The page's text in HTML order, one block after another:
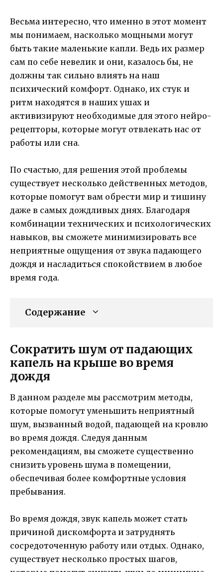
Весьма интересно, что именно в этот момент
мы понимаем, насколько мощными могут
быть такие маленькие капли. Ведь их размер
сам по себе невелик и они, казалось бы, не
должны так сильно влиять на наш
психический комфорт. Однако, их стук и
ритм находятся в наших ушах и
активизируют необходимые для этого нейро-
рецепторы, которые могут отвлекать нас от
работы или сна.
По счастью, для решения этой проблемы
существует несколько действенных методов,
которые помогут вам обрести мир и тишину
даже в самых дождливых днях. Благодаря
комбинации технических и психологических
навыков, вы сможете минимизировать все
неприятные ощущения от звука падающего
дождя и насладиться спокойствием в любое
время года.
Содержание
Сократить шум от падающих
капель на крыше во время
дождя
В данном разделе мы рассмотрим методы,
которые помогут уменьшить неприятный
шум, вызванный водой, падающей на кровлю
во время дождя. Следуя данным
рекомендациям, вы сможете существенно
снизить уровень шума в помещении,
обеспечивая более комфортные условия
пребывания.
Во время дождя, звук капель может стать
причиной дискомфорта и затруднять
сосредоточенную работу или отдых. Однако,
существует несколько простых шагов,